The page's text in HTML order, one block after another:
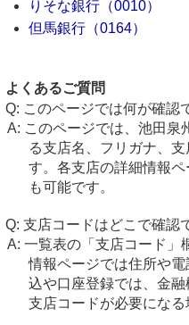
りそな銀行（0010）
但馬銀行（0164）
よくあるご質問
このページでは何が確認
このページでは、池田泉
る支店名、フリガナ、
す。各支店の詳細情報
も可能です。
支店コードはどこで確認
一覧表の「支店コード」
情報ページでは住所や
込や口座登録では、金
支店コードが必要になる